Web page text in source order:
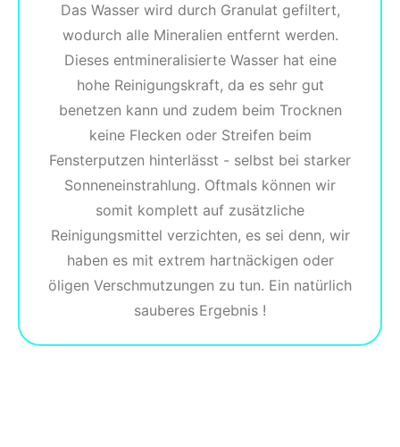
Das Wasser wird durch Granulat gefiltert,
wodurch alle Mineralien entfernt werden.
Dieses entmineralisierte Wasser hat eine
hohe Reinigungskraft, da es sehr gut
benetzen kann und zudem beim Trocknen
keine Flecken oder Streifen beim
Fensterputzen hinterlässt - selbst bei starker
Sonneneinstrahlung. Oftmals können wir
somit komplett auf zusätzliche
Reinigungsmittel verzichten, es sei denn, wir
haben es mit extrem hartnäckigen oder
öligen Verschmutzungen zu tun. Ein natürlich
sauberes Ergebnis !